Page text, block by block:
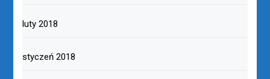
luty 2018
styczeń 2018